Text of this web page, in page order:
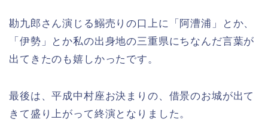
勘九郎さん演じる鰯売りの口上に「阿漕浦」とか、
「伊勢」とか私の出身地の三重県にちなんだ言葉が
出てきたのも嬉しかったです。
最後は、平成中村座お決まりの、借景のお城が出て
きて盛り上がって終演となりました。